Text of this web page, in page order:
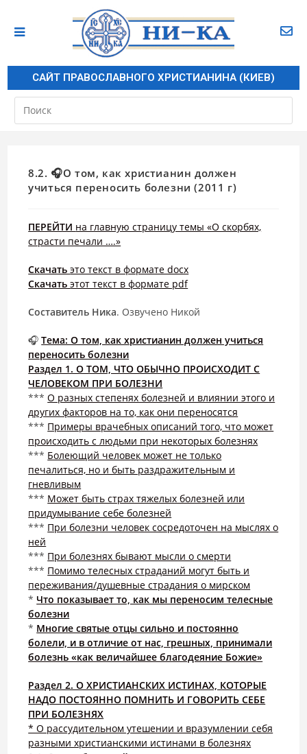
САЙТ ПРАВОСЛАВНОГО ХРИСТИАНИНА (КИЕВ)
8.2. 🎧О том, как христианин должен
учиться переносить болезни (2011 г)
ПЕРЕЙТИ на главную страницу темы «О скорбях,
страсти печали ….»
Скачатьэто текст в формате docx
Скачатьэтот текст в формате pdf
Составитель Ника. Озвучено Никой
🎧Тема: О том, как христианин должен учиться
переносить болезни
Раздел 1. О ТОМ, ЧТО ОБЫЧНО ПРОИСХОДИТ С
ЧЕЛОВЕКОМ ПРИ БОЛЕЗНИ
***О разных степенях болезней и влиянии этого и
других факторов на то, как они переносятся
*** Примеры врачебных описаний того, что может
происходить с людьми при некоторых болезнях
*** Болеющий человек может не только
печалиться, но и быть раздражительным и
гневливым
*** Может быть страх тяжелых болезней или
придумывание себе болезней
*** При болезни человек сосредоточен на мыслях о
ней
*** При болезнях бывают мысли о смерти
*** Помимо телесных страданий могут быть и
переживания/душевные страдания о мирском
* Что показывает то, как мы переносим телесные
болезни
* Многие святые отцы сильно и постоянно
болели, и в отличие от нас, грешных, принимали
болезнь «как величайшее благодеяние Божие»
Раздел 2. О ХРИСТИАНСКИХ ИСТИНАХ, КОТОРЫЕ
НАДО ПОСТОЯННО ПОМНИТЬ И ГОВОРИТЬ СЕБЕ
ПРИ БОЛЕЗНЯХ
* О рассудительном утешении и вразумлении себя
разными христианскими истинами в болезнях